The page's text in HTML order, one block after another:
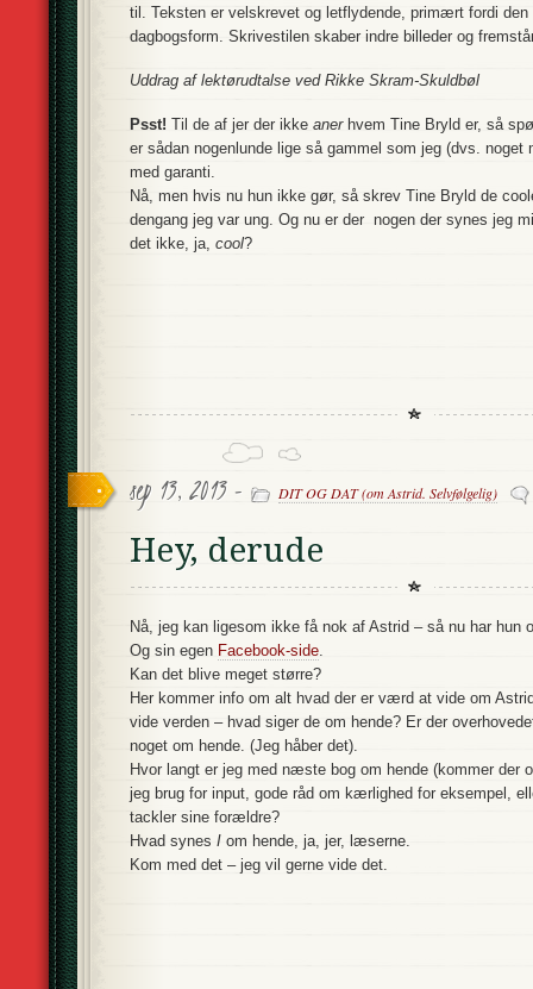
til. Teksten er velskrevet og letflydende, primært fordi den
dagbogsform. Skrivestilen skaber indre billeder og
Uddrag af lektørudtalse ved Rikke Skram-Skuldbøl
Psst! Til de af jer der ikke anerhvem Tine Bryld er, så
er sådan nogenlunde lige så gammel som jeg (dvs. noget
med garanti.
Nå, men hvis nu hun ikke gør, så skrev Tine Bryld de
dengang jeg var ung. Og nu er der nogen der synes jeg
det ikke, ja, cool?
sep 13, 2013 - DIT OG DAT (om Astrid. Selvfølgelig)
Hey, derude
Nå, jeg kan ligesom ikke få nok af Astrid – så nu har hun
Og sin egen Facebook-side.
Kan det blive meget større?
Her kommer info om alt hvad der er værd at vide om
vide verden – hvad siger de om hende? Er der
noget om hende. (Jeg håber det).
Hvor langt er jeg med næste bog om hende (kommer der
jeg brug for input, gode råd om kærlighed for eksempel,
tackler sine forældre?
Hvad synes I om hende, ja, jer, læserne.
Kom med det – jeg vil gerne vide det.